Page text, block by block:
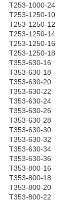
Т253-1000-24
Т253-1250-10
Т253-1250-12
Т253-1250-14
Т253-1250-16
Т253-1250-18
Т353-630-16
Т353-630-18
Т353-630-20
Т353-630-22
Т353-630-24
Т353-630-26
Т353-630-28
Т353-630-30
Т353-630-32
Т353-630-34
Т353-630-36
Т353-800-16
Т353-800-18
Т353-800-20
Т353-800-22